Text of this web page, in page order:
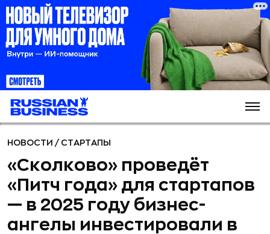
НОВОСТИ / СТАРТАПЫ
«Сколково» проведёт
«Питч года» для стартапов
— в 2025 году бизнес-
ангелы инвестировали в